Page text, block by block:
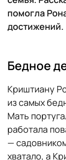
помогла
достижений.
Бедное
Криштиану
из самых
Мать
работала
—
хватало, а